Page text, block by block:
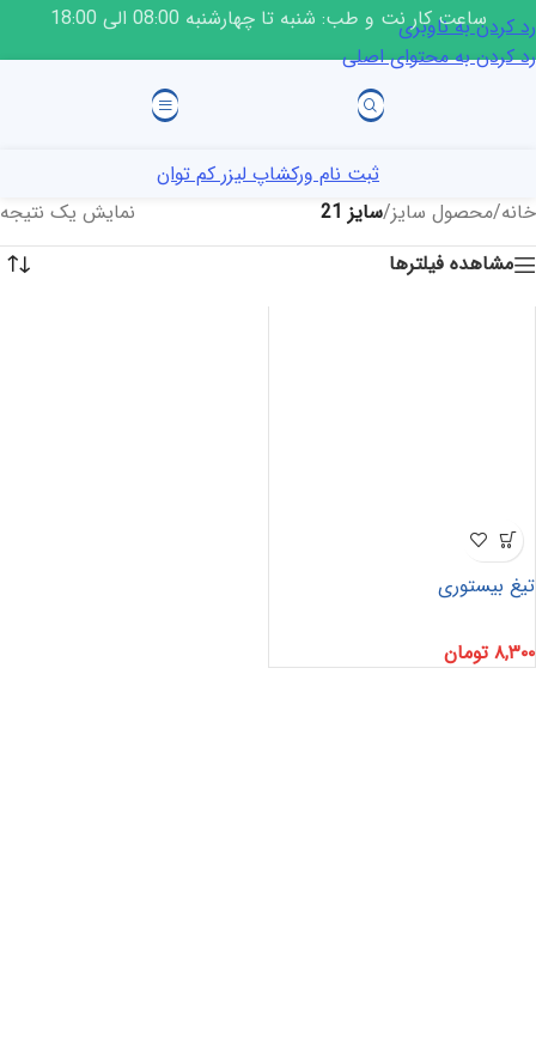
رد کردن به ناوبری
رد کردن به محتوای اصلی
ساعت کار نت و طب: شنبه تا چهارشنبه 08:00 الی 18:00
ثبت نام ورکشاپ لیزر کم توان
خانه/محصول سایز/سایز 21
نمایش یک نتیجه
مشاهده فیلترها
تیغ بیستوری
۸,۳۰۰ تومان